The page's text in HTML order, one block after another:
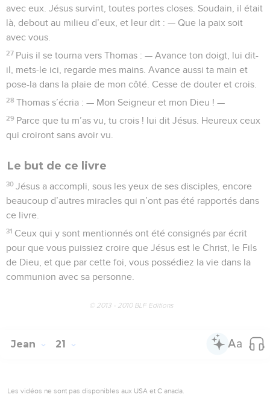
avec eux. Jésus survint, toutes portes closes. Soudain, il était
là, debout au milieu d’eux, et leur dit : — Que la paix soit
avec vous.
27 Puis il se tourna vers Thomas : — Avance ton doigt, lui dit-
il, mets-le ici, regarde mes mains. Avance aussi ta main et
pose-la dans la plaie de mon côté. Cesse de douter et crois.
28 Thomas s’écria : — Mon Seigneur et mon Dieu ! —
29 Parce que tu m’as vu, tu crois ! lui dit Jésus. Heureux ceux
qui croiront sans avoir vu.
Le but de ce livre
30 Jésus a accompli, sous les yeux de ses disciples, encore
beaucoup d’autres miracles qui n’ont pas été rapportés dans
ce livre.
31 Ceux qui y sont mentionnés ont été consignés par écrit
pour que vous puissiez croire que Jésus est le Christ, le Fils
de Dieu, et que par cette foi, vous possédiez la vie dans la
communion avec sa personne.
© 2013 - 2010 BLF Editions
Jean 21
Les vidéos ne sont pas disponibles aux USA et C anada.